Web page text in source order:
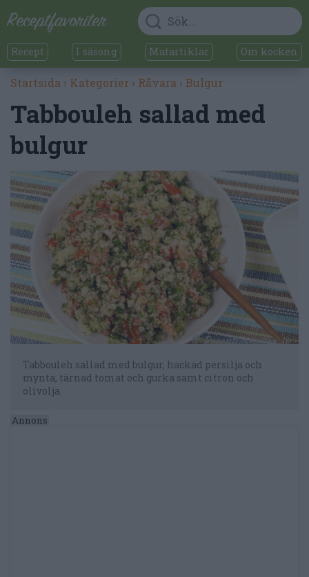
Recept I säsong Matartiklar Om kocken
Startsida › Kategorier › Råvara › Bulgur
Tabbouleh sallad med
bulgur
Tabbouleh sallad med bulgur, hackad persilja och
mynta, tärnad tomat och gurka samt citron och
olivolja.